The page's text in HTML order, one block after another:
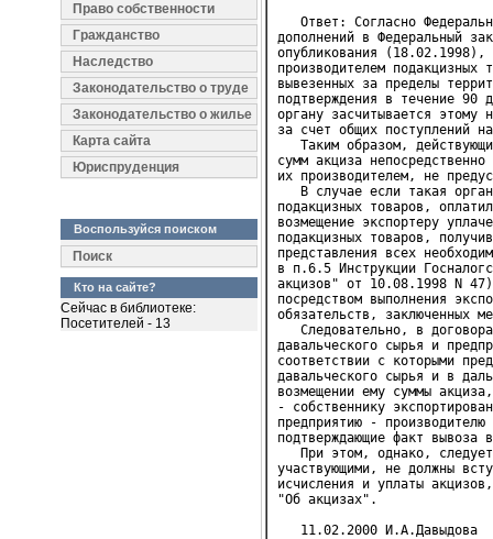
Право собственности
Гражданство
Наследство
Законодательство о труде
Законодательство о жилье
Карта сайта
Юриспруденция
Воспользуйся поиском
Поиск
Кто на сайте?
Сейчас в библиотеке:
Посетителей - 13
Ответ: Согласно
дополнений в Федеральный
опубликования (18.02.1998),
производителем подакцизных
вывезенных за пределы
подтверждения в течение 90
органу засчитывается этому
за счет общих поступлений
Таким образом,
сумм акциза
их производителем, не
В случае если такая
подакцизных товаров,
возмещение экспортеру
подакцизных товаров,
представления всех
в п.6.5 Инструкции
акцизов" от 10.08.1998 N
посредством выполнения
обязательств, заключенных
Следовательно, в
давальческого сырья и
соответствии с которыми
давальческого сырья и в
возмещении ему суммы
- собственнику
предприятию -
подтверждающие факт вывоза
При этом, однако, следует
участвующими, не должны
исчисления и уплаты
"Об акцизах".
11.02.2000 И.А.Давыдова